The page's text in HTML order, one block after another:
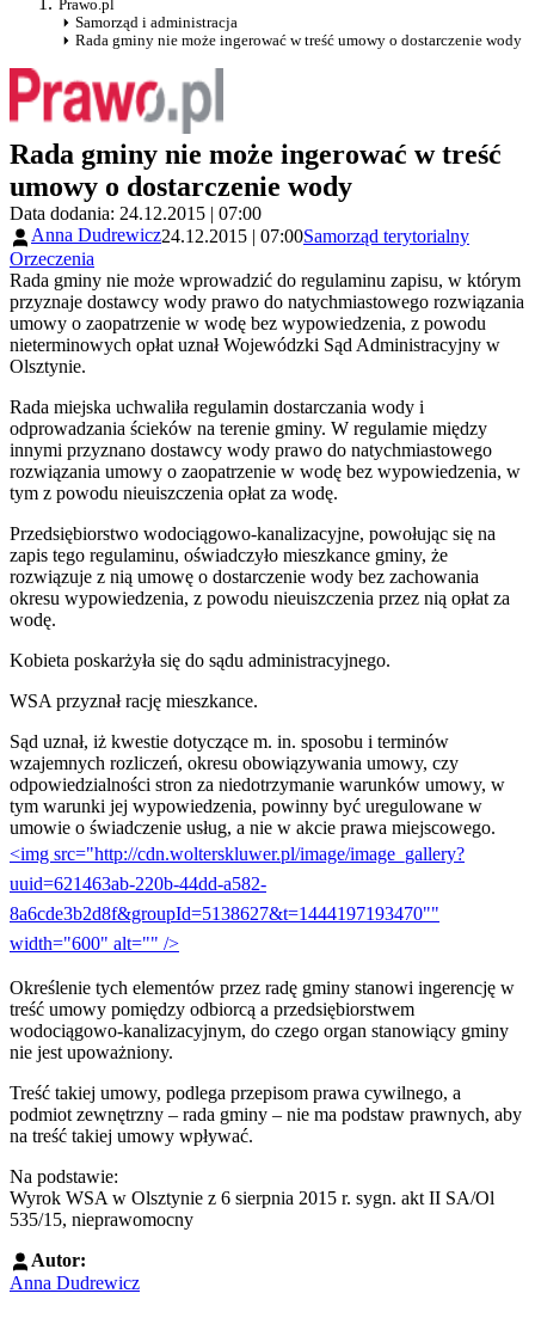
Prawo.pl
Samorząd i administracja
Rada gminy nie może ingerować w treść umowy o dostarczenie wody
Rada gminy nie może ingerować w treść
umowy o dostarczenie wody
Data dodania: 24.12.2015 | 07:00
Anna Dudrewicz24.12.2015 | 07:00Samorząd terytorialny
Orzeczenia
Rada gminy nie może wprowadzić do regulaminu zapisu, w którym
przyznaje dostawcy wody prawo do natychmiastowego rozwiązania
umowy o zaopatrzenie w wodę bez wypowiedzenia, z powodu
nieterminowych opłat uznał Wojewódzki Sąd Administracyjny w
Olsztynie.
Rada miejska uchwaliła regulamin dostarczania wody i
odprowadzania ścieków na terenie gminy. W regulamie między
innymi przyznano dostawcy wody prawo do natychmiastowego
rozwiązania umowy o zaopatrzenie w wodę bez wypowiedzenia, w
tym z powodu nieuiszczenia opłat za wodę.
Przedsiębiorstwo wodociągowo-kanalizacyjne, powołując się na
zapis tego regulaminu, oświadczyło mieszkance gminy, że
rozwiązuje z nią umowę o dostarczenie wody bez zachowania
okresu wypowiedzenia, z powodu nieuiszczenia przez nią opłat za
wodę.
Kobieta poskarżyła się do sądu administracyjnego.
WSA przyznał rację mieszkance.
Sąd uznał, iż kwestie dotyczące m. in. sposobu i terminów
wzajemnych rozliczeń, okresu obowiązywania umowy, czy
odpowiedzialności stron za niedotrzymanie warunków umowy, w
tym warunki jej wypowiedzenia, powinny być uregulowane w
umowie o świadczenie usług, a nie w akcie prawa miejscowego.
<img src="http://cdn.wolterskluwer.pl/image/image_gallery?
uuid=621463ab-220b-44dd-a582-
8a6cde3b2d8f&groupId=5138627&t=1444197193470""
width="600" alt="" />
Określenie tych elementów przez radę gminy stanowi ingerencję w
treść umowy pomiędzy odbiorcą a przedsiębiorstwem
wodociągowo-kanalizacyjnym, do czego organ stanowiący gminy
nie jest upoważniony.
Treść takiej umowy, podlega przepisom prawa cywilnego, a
podmiot zewnętrzny – rada gminy – nie ma podstaw prawnych, aby
na treść takiej umowy wpływać.
Na podstawie:
Wyrok WSA w Olsztynie z 6 sierpnia 2015 r. sygn. akt II SA/Ol
535/15, nieprawomocny
Autor:
Anna Dudrewicz